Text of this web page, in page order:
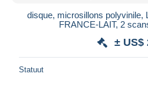
Maestro
Woonplaats van de verkoper
disque, microsillons polyvinile,
FRANCE-LAIT, 2
± US$
Statuut